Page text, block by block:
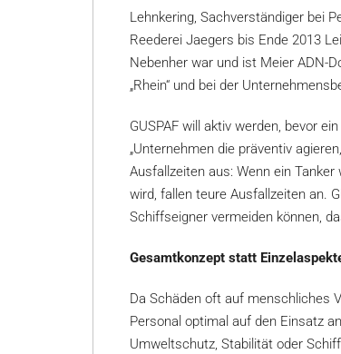
Lehnkering, Sachverständiger bei
Reederei Jaegers bis Ende 2013
Nebenher war und ist Meier ADN-
„Rhein“ und bei der
GUSPAF will aktiv werden, bevor
„Unternehmen die präventiv
Ausfallzeiten aus: Wenn ein
wird, fallen teure Ausfallzeiten an.
Schiffseigner vermeiden können,
Gesamtkonzept statt
Da Schäden oft auf menschliches
Personal optimal auf den Einsatz
Umweltschutz, Stabilität oder